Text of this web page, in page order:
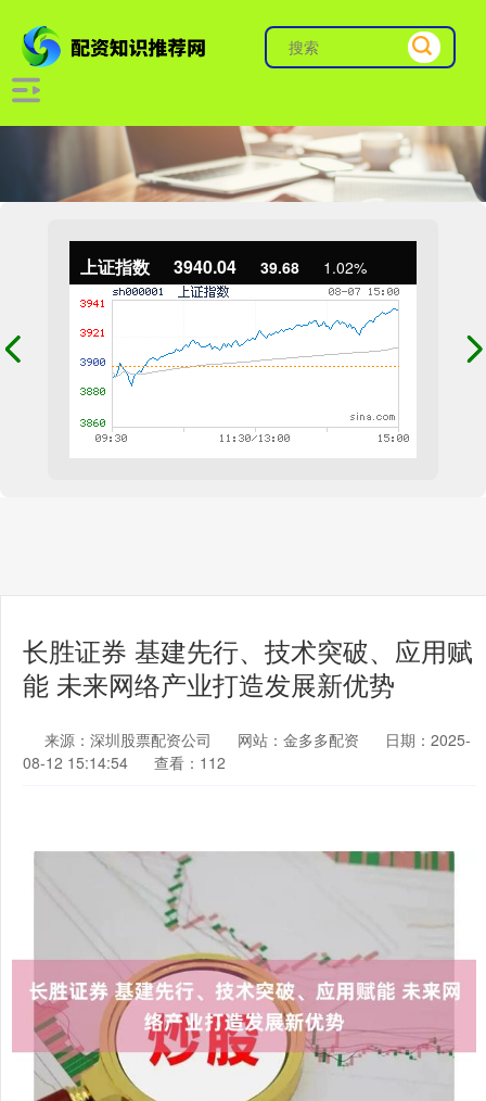
上证指数 3940.04 39.68 1.02%
长胜证券 基建先行、技术突破、应用赋
能 未来网络产业打造发展新优势
来源：深圳股票配资公司 网站：金多多配资
日期：2025-
08-12 15:14:54
查看：112